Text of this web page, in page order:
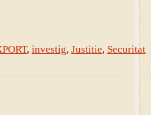
, investig, Justitie, Securitate